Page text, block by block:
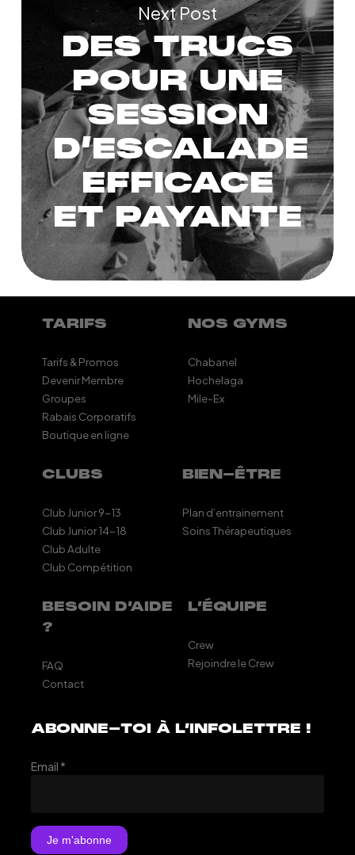
Next Post
DES TRUCS
POUR UNE
SESSION
D’ESCALADE
EFFICACE
ET PAYANTE
TARIFS
Tarifs & Promos
Devenir Membre
Groupes
Rabais Corporatifs
Boutique en ligne
NOS GYMS
Chabanel
Hochelaga
Mile-Ex
CLUBS
Club Junior 9-13
Club Junior 14-18
Club Adulte
Club Compétition
BIEN-ÊTRE
Plan d’entrainement
Soins Thérapeutiques
BESOIN D’AIDE
?
FAQ
Contact
L’ÉQUIPE
Crew
Rejoindre le Crew
ABONNE-TOI À L’INFOLETTRE !
Email *